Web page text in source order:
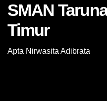
SMAN
Timur
Apta Nirwasita Adibrata